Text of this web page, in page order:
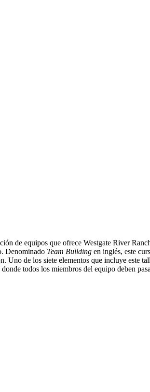
de equipos que ofrece Westgate River
Denominado Team Building en inglés, este
Uno de los siete elementos que incluye este
donde todos los miembros del equipo deben